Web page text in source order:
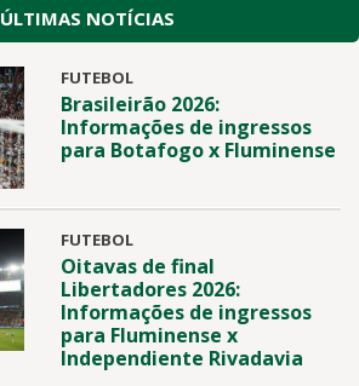
ÚLTIMAS NOTÍCIAS
FUTEBOL
Brasileirão 2026:
Informações de ingressos
para Botafogo x Fluminense
FUTEBOL
Oitavas de final
Libertadores 2026:
Informações de ingressos
para Fluminense x
Independiente Rivadavia